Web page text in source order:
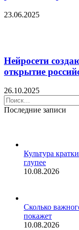
23.06.2025
Нейросети
открытие
26.10.2025
Найти:
Последние записи
Культура
глупее
10.08.2026
Сколько
покажет
10.08.2026